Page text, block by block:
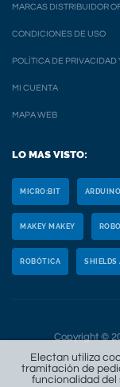
MARCAS DISTRIBUIDOR
CONDICIONES DE USO
POLÍTICA DE PRIVACIDAD
MI CUENTA
MAPA WEB
LO MAS VISTO:
MICRO:BIT
MAKEY MAKEY
ROBÓTICA SHIELDS
Copyright ©
Electan utiliza
tramitación de
funcionalidad del